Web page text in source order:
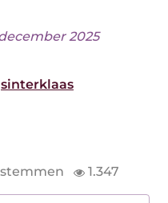
2025
sinterklaas
1.347